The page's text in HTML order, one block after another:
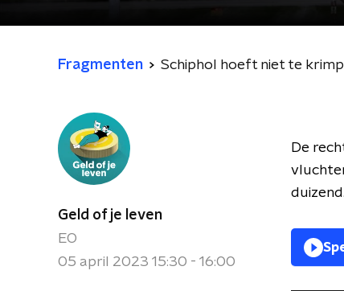
Fragmenten Schiphol hoeft niet te
Geld of je leven
EO
05 april 2023 15:30 - 16:00
De